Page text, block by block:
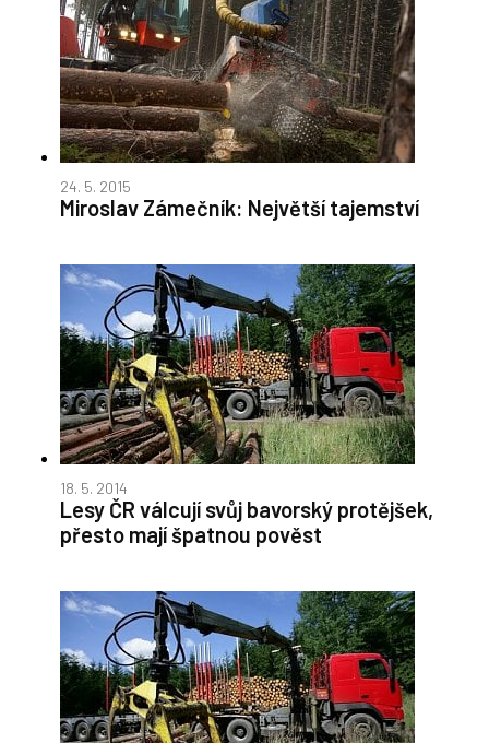
24. 5. 2015
Miroslav Zámečník: Největší tajemství
18. 5. 2014
Lesy ČR válcují svůj bavorský protějšek,
přesto mají špatnou pověst